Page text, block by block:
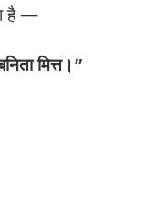
है —
मित्त।”